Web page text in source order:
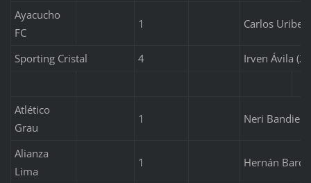
Ayacucho
FC
1 Carlos Uribe
Sporting Cristal 4 Irven Ávila
Atlético
Grau
1 Neri Bandiera
Alianza
Lima
1 Hernán